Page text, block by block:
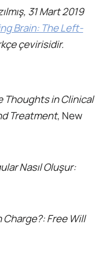
31 Mart 2019
Brain: The Left-
çevirisidir.
Thoughts in Clinical
Treatment, New
Nasıl Oluşur:
Charge?: Free Will